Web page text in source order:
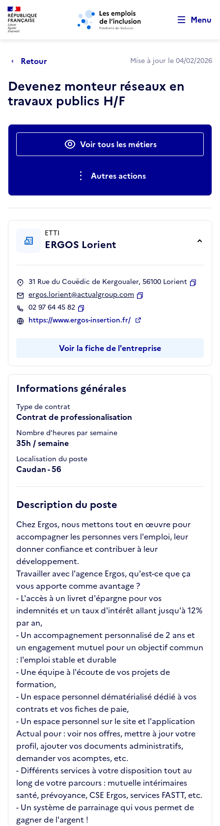
Aller au menu principal Aller au contenu principal
Menu
Retour Mise à jour le 04/02/2026
Devenez monteur réseaux en
travaux publics H/F
Actions rapidesVoir tous les métiers
Autres actions
Informations générales
Type de contrat
Contrat de professionalisation
Nombre d'heures par semaine
35h / semaine
Localisation du poste
Caudan - 56
Description du poste
Chez Ergos, nous mettons tout en œuvre pour
accompagner les personnes vers l'emploi, leur
donner confiance et contribuer à leur
développement.
Travailler avec l'agence Ergos, qu'est-ce que ça
vous apporte comme avantage ?
- L'accès à un livret d'épargne pour vos
indemnités et un taux d'intérêt allant jusqu'à 12%
par an,
- Un accompagnement personnalisé de 2 ans et
un engagement mutuel pour un objectif commun
: l'emploi stable et durable
- Une équipe à l'écoute de vos projets de
formation,
- Un espace personnel dématérialisé dédié à vos
contrats et vos fiches de paie,
- Un espace personnel sur le site et l'application
Actual pour : voir nos offres, mettre à jour votre
profil, ajouter vos documents administratifs,
demander vos acomptes, etc.
- Différents services à votre disposition tout au
long de votre parcours : mutuelle intérimaires
santé, prévoyance, CSE Ergos, services FASTT, etc.
- Un système de parrainage qui vous permet de
gagner de l'argent !
ETTI
ERGOS Lorient
31 Rue du Couëdic de Kergoualer, 56100 Lorient
ergos.lorient@actualgroup.com
02 97 64 45 82
Copier
https://www.ergos-insertion.fr/
Voir la fiche de l'entreprise
Retour au début de la page
Panneau de gestion des cookies